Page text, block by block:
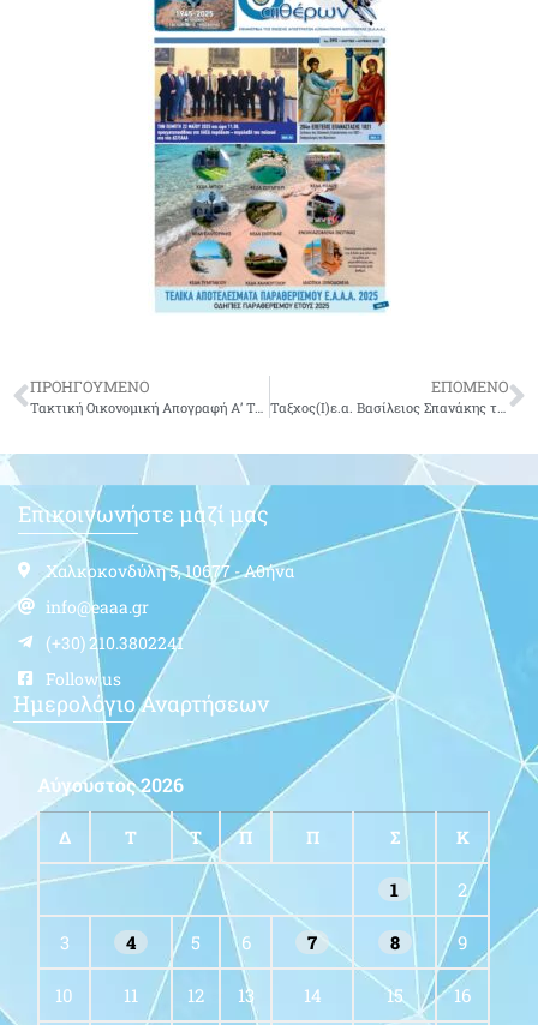
ΠΡΟΗΓΟΥΜΕΝΟ
Τακτική Οικονομική Απογραφή Α’ Τετραμήνου Στρατιωτικού Φαρμακείου 251 ΓΝΑ και Υποκαταστήματος Α/Β Ελευσίνας.
ΕΠΟΜΕΝΟ
Ταξχος(Ι)ε.α. Βασίλειος Σπανάκης του Γεωργίου-δεν είναι πια μαζί μας.
Επικοινωνήστε μαζί μας
Χαλκοκονδύλη 5, 10677 - Αθήνα
info@eaaa.gr
(+30) 210.3802241
Follow us
Ημερολόγιο Αναρτήσεων
Αύγουστος 2026
Δ Τ Τ Π Π Σ Κ
1 2
3 4 5 6 7 8 9
10 11 12 13 14 15 16